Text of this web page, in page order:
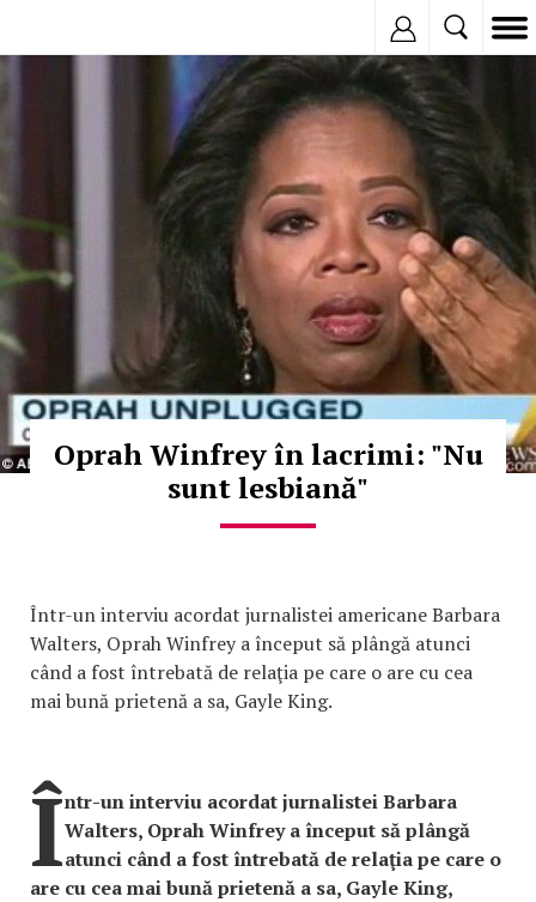
Oprah Winfrey în lacrimi: "Nu
sunt lesbiană"
Într-un interviu acordat jurnalistei americane Barbara
Walters, Oprah Winfrey a început să plângă atunci
când a fost întrebată de relaţia pe care o are cu cea
mai bună prietenă a sa, Gayle King.
Într-un interviu acordat jurnalistei Barbara
Walters, Oprah Winfrey a început să plângă
atunci când a fost întrebată de relaţia pe care o
are cu cea mai bună prietenă a sa, Gayle King,